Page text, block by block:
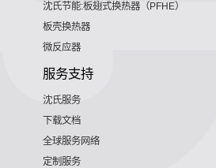
沈氏节能:板翅式换热器（PFHE）
板壳换热器
微反应器
服务支持
沈氏服务
下载文档
全球服务网络
定制服务